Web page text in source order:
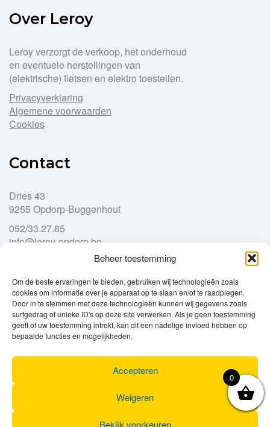
Beheer toestemming
Om de beste ervaringen te bieden, gebruiken wij technologieën zoals
cookies om informatie over je apparaat op te slaan en/of te raadplegen.
Door in te stemmen met deze technologieën kunnen wij gegevens zoals
surfgedrag of unieke ID's op deze site verwerken. Als je geen toestemming
geeft of uw toestemming intrekt, kan dit een nadelige invloed hebben op
bepaalde functies en mogelijkheden.
Accepteren
Weigeren
Bekijk voorkeuren
Over Leroy
Leroy verzorgt de verkoop, het onderhoud
en eventuele herstellingen van
(elektrische) fietsen en elektro toestellen.
Privacyverklaring
Algemene voorwaarden
Cookies
Contact
Dries 43
9255 Opdorp-Buggenhout
052/33.27.85
info@leroy-opdorp.be
Openingsuren
Ma
gesloten
Di
9u – 12u
13u – 18u00
Wo
9u – 12u
13u – 18u00
Do
9u – 12u
13u – 18u00
13u – 18u00
Za
0